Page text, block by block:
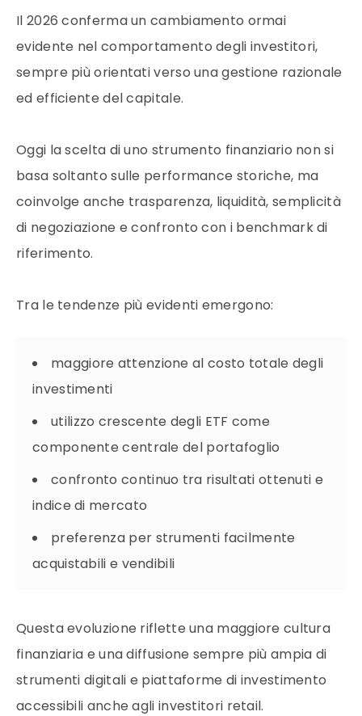
Il 2026 conferma un cambiamento ormai
evidente nel comportamento degli investitori,
sempre più orientati verso una gestione razionale
ed efficiente del capitale.
Oggi la scelta di uno strumento finanziario non si
basa soltanto sulle performance storiche, ma
coinvolge anche trasparenza, liquidità, semplicità
di negoziazione e confronto con i benchmark di
riferimento.
Tra le tendenze più evidenti emergono:
maggiore attenzione al costo totale degli
investimenti
utilizzo crescente degli ETF come
componente centrale del portafoglio
confronto continuo tra risultati ottenuti e
indice di mercato
preferenza per strumenti facilmente
acquistabili e vendibili
Questa evoluzione riflette una maggiore cultura
finanziaria e una diffusione sempre più ampia di
strumenti digitali e piattaforme di investimento
accessibili anche agli investitori retail.